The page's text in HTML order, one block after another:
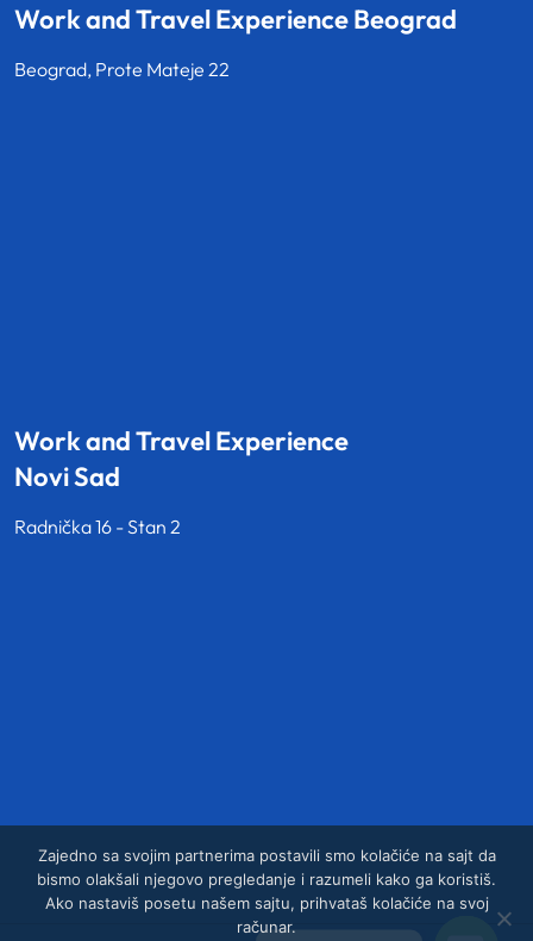
Work and Travel Experience Beograd
Beograd, Prote Mateje 22
Work and Travel Experience
Novi Sad
Radnička 16 - Stan 2
Zajedno sa svojim partnerima postavili smo kolačiće na sajt da
bismo olakšali njegovo pregledanje i razumeli kako ga koristiš.
Ako nastaviš posetu našem sajtu, prihvataš kolačiće na svoj
računar.